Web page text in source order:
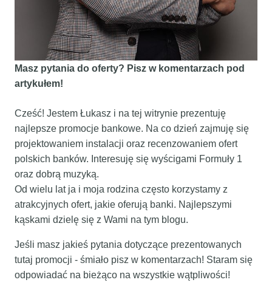
Masz pytania do oferty? Pisz w komentarzach pod
artykułem!
Cześć! Jestem Łukasz i na tej witrynie prezentuję
najlepsze promocje bankowe. Na co dzień zajmuję się
projektowaniem instalacji oraz recenzowaniem ofert
polskich banków. Interesuję się wyścigami Formuły 1
oraz dobrą muzyką.
Od wielu lat ja i moja rodzina często korzystamy z
atrakcyjnych ofert, jakie oferują banki. Najlepszymi
kąskami dzielę się z Wami na tym blogu.
Jeśli masz jakieś pytania dotyczące prezentowanych
tutaj promocji - śmiało pisz w komentarzach! Staram się
odpowiadać na bieżąco na wszystkie wątpliwości!